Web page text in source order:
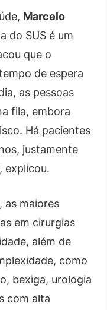
Marcelo
do SUS é um
que o
de espera
as pessoas
fila, embora
Há pacientes
justamente
explicou.
as maiores
em cirurgias
além de
como
bexiga, urologia
com alta